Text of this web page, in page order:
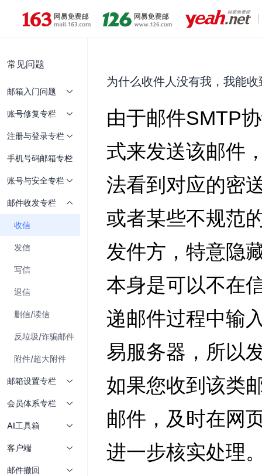
常见问题
邮箱入门问题
账号修复专栏
注册与登录专栏
手机号码邮箱专栏
账号与安全专栏
邮件收发专栏
收信
发信
写信
退信
删信/读信
反垃圾/诈骗邮件
附件/超大附件
邮箱设置专栏
会员体系专栏
AI工具箱
客户端
邮件撤回
为什么收件人没有我，我能